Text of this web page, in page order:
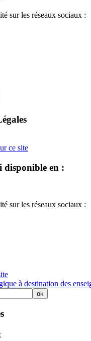
sur les réseaux sociaux :
ce site
disponible en :
sur les réseaux sociaux :
à destination des